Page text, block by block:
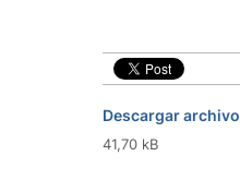
Descargar archivo
41,70 kB